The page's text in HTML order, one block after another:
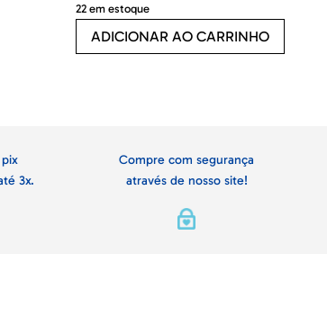
22 em estoque
ADICIONAR AO CARRINHO
3x.
Compre com segurança
através de nosso site!